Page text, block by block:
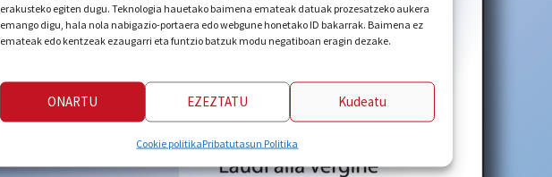
erakusteko egiten dugu. Teknologia hauetako baimena emateak datuak prozesatzeko aukera
emango digu, hala nola nabigazio-portaera edo webgune honetako ID bakarrak. Baimena ez
emateak edo kentzeak ezaugarri eta funtzio batzuk modu negatiboan eragin dezake.
ONARTU EZEZTATU Kudeatu
Cookie politikaPribatutasun Politika